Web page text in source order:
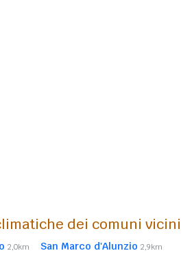
dei comuni vicini
2,0km San Marco d'Alunzio 2,9km